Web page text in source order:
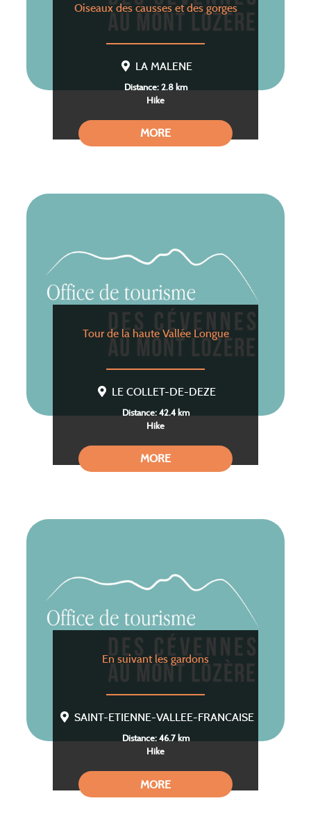
Oiseaux des causses et des gorges
LA MALENE
Distance: 2.8 km
Hike
MORE
Tour de la haute Vallée Longue
LE COLLET-DE-DEZE
Distance: 42.4 km
Hike
MORE
En suivant les gardons
SAINT-ETIENNE-VALLEE-FRANCAISE
Distance: 46.7 km
Hike
MORE